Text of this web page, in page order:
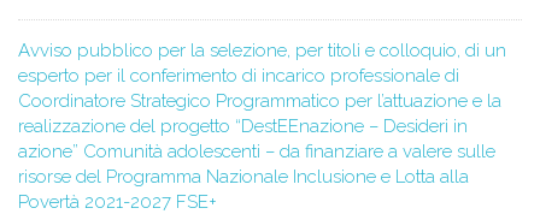
Avviso pubblico per la selezione, per titoli e colloquio, di un
esperto per il conferimento di incarico professionale di
Coordinatore Strategico Programmatico per l’attuazione e la
realizzazione del progetto “DestEEnazione – Desideri in
azione” Comunità adolescenti – da finanziare a valere sulle
risorse del Programma Nazionale Inclusione e Lotta alla
Povertà 2021-2027 FSE+